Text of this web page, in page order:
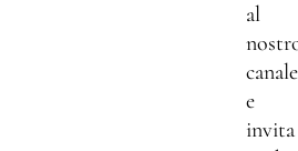
al
canale
e
invita